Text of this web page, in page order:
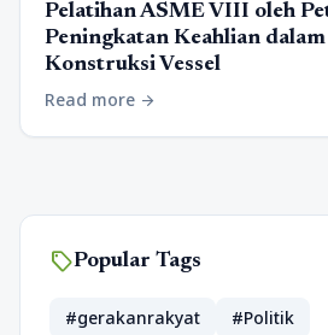
Pelatihan ASME VIII oleh
Peningkatan Keahlian
Konstruksi Vessel
Read more arrow_forward
sellPopular Tags
#gerakanrakyat
#Politik